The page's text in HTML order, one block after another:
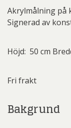
Akrylmålning på
Signerad av
Höjd: 50 cm
Fri frakt
Bakgrund